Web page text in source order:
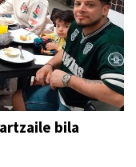
bila